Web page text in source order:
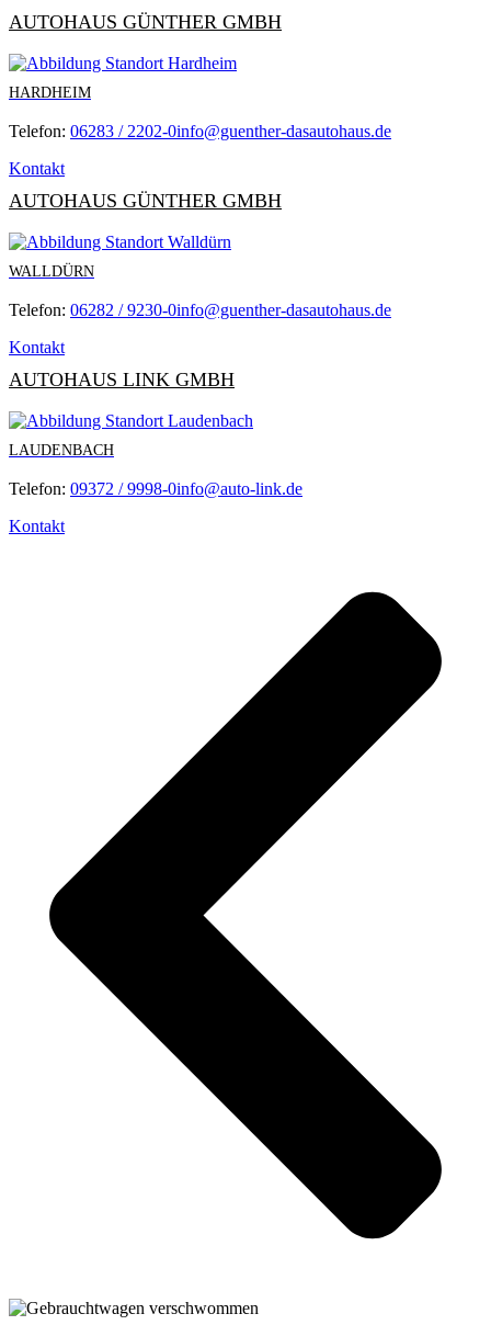
AUTOHAUS GÜNTHER GMBH
HARDHEIM
Telefon: 06283 / 2202-0info@guenther-dasautohaus.de
Kontakt
AUTOHAUS GÜNTHER GMBH
WALLDÜRN
Telefon: 06282 / 9230-0info@guenther-dasautohaus.de
Kontakt
AUTOHAUS LINK GMBH
LAUDENBACH
Telefon: 09372 / 9998-0info@auto-link.de
Kontakt